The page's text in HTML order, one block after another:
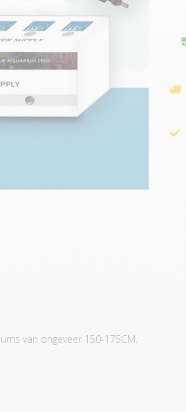
van ongeveer 150-175CM.